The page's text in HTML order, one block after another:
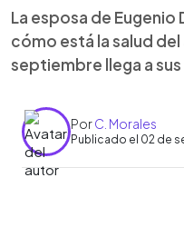
La esposa de
cómo está la salud
septiembre llega a sus
PorC. Morales
Publicado el 02 de